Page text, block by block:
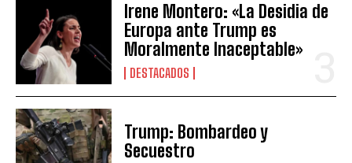
Irene Montero: «La Desidia de
Europa ante Trump es
Moralmente Inaceptable»
DESTACADOS
Trump: Bombardeo y
Secuestro